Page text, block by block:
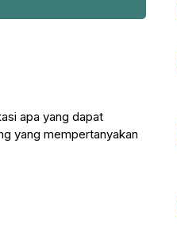
apa yang dapat
yang mempertanyakan